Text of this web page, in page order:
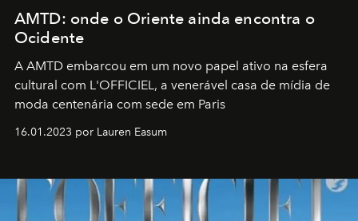
AMTD: onde o Oriente ainda encontra o
Ocidente
A AMTD embarcou em um novo papel ativo na esfera
cultural com L'OFFICIEL, a venerável casa de mídia de
moda centenária com sede em Paris
16.01.2023 por Lauren Easum